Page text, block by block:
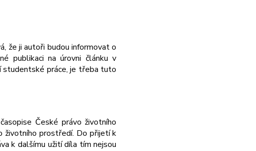
že ji autoři budou informovat o
publikaci na úrovni článku v
studentské práce, je třeba tuto
České právo životního
životního prostředí. Do přijetí k
k dalšímu užití díla tím nejsou